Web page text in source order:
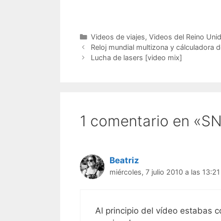
Categorías
Videos de viajes, Videos del Reino
Reloj mundial multizona y cálculadora
Lucha de lasers [video mix]
1 comentario en
Beatriz
miércoles, 7 julio 2010 a las 13:21
Al principio del vídeo estabas